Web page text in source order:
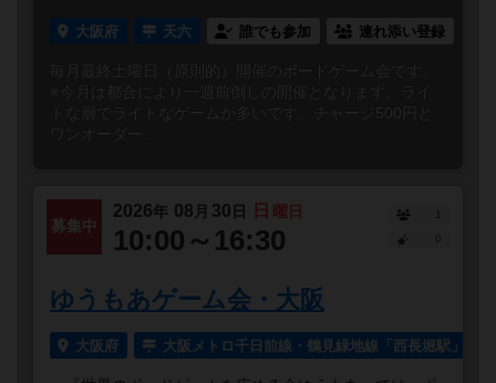
大阪府 天六 誰でも参加 連れ添い登録
毎月最終土曜日（原則的）開催のボードゲーム会です。
※今月は都合により一週前倒しの開催となります。ライ
トな層でライトなゲームが多いです。チャージ500円と
募集中
2026年 08 月 30 日 日 曜日
10:00～16:30
1
ゆうもあゲーム会・大阪
大阪府 大阪メトロ千日前線・鶴見緑地線「西長堀駅」よ